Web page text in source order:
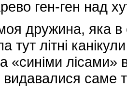
ген-ген над
дружина, яка в
тут літні
«синіми лісами»
видавалися саме